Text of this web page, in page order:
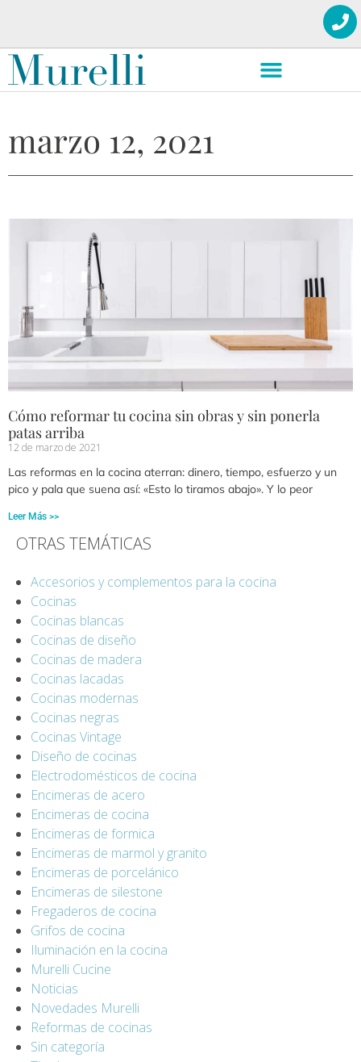
marzo 12, 2021
Cómo reformar tu cocina sin obras y sin ponerla
patas arriba
12 de marzo de 2021
Las reformas en la cocina aterran: dinero, tiempo, esfuerzo y un
pico y pala que suena así: «Esto lo tiramos abajo». Y lo peor
Leer Más >>
OTRAS TEMÁTICAS
Accesorios y complementos para la cocina
Cocinas
Cocinas blancas
Cocinas de diseño
Cocinas de madera
Cocinas lacadas
Cocinas modernas
Cocinas negras
Cocinas Vintage
Diseño de cocinas
Electrodomésticos de cocina
Encimeras de acero
Encimeras de cocina
Encimeras de formica
Encimeras de marmol y granito
Encimeras de porcelánico
Encimeras de silestone
Fregaderos de cocina
Grifos de cocina
Iluminación en la cocina
Murelli Cucine
Noticias
Novedades Murelli
Reformas de cocinas
Sin categoría